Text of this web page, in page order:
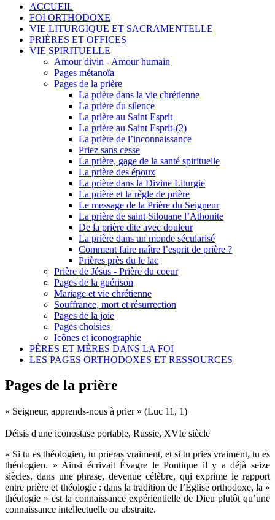
ACCUEIL
FOI ORTHODOXE
VIE LITURGIQUE ET SACRAMENTELLE
PRIÈRES ET OFFICES
VIE SPIRITUELLE
Amour divin - Amour humain
Pages métanoïa
Pages de la prière
La prière dans la vie chrétienne
La prière du silence
La prière au Saint Esprit
La prière au Saint Esprit-(2)
La prière de l’inconnaissance
Priez sans cesse
La prière, gage de la santé spirituelle
La prière des époux
La prière dans la Divine Liturgie
La prière et la règle de prière
Le message de la Prière du Seigneur
La prière de saint Silouane l’Athonite
De la prière dite avec douleur
La prière dans un monde sécularisé
Comment faire naître l’esprit de prière ?
Prières près du le lac
Prière de Jésus - Prière du coeur
Pages de la guérison
Mariage et vie chrétienne
Souffrance, mort et résurrection
Pages de la joie
Pages choisies
Icônes et iconographie
PÈRES ET MÈRES DANS LA FOI
LES PAGES ORTHODOXES ET RESSOURCES
Pages de la prière
« Seigneur, apprends-nous à prier » (Luc 11, 1)
Déisis d'une iconostase portable, Russie, XVIe siècle
« Si tu es théologien, tu prieras vraiment, et si tu pries vraiment, tu es
théologien. » Ainsi écrivait Évagre le Pontique il y a déjà seize
siècles, dans une phrase, devenue célèbre, qui exprime le rapport
entre prière et théologie : dans la tradition de l’Église orthodoxe, la «
théologie » est la connaissance expérientielle de Dieu plutôt qu’une
connaissance intellectuelle ou abstraite.